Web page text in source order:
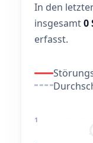
In den
insgesamt0
erfasst.
1